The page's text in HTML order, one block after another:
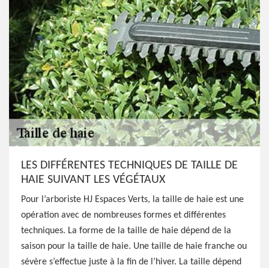
LES DIFFÉRENTES TECHNIQUES DE TAILLE DE
HAIE SUIVANT LES VÉGÉTAUX
Pour l’arboriste HJ Espaces Verts, la taille de haie est une
opération avec de nombreuses formes et différentes
techniques. La forme de la taille de haie dépend de la
saison pour la taille de haie. Une taille de haie franche ou
sévère s’effectue juste à la fin de l’hiver. La taille dépend